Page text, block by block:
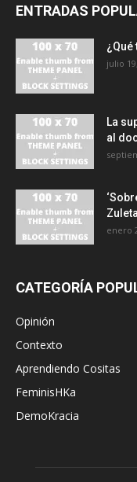
ENTRADAS
¿Qué
julio
La
al
enero
CATEGORÍA
Opinión
Contexto
Aprendiendo Cositas
FeminisHKa
DemoKracia